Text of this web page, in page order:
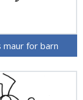
maur for barn